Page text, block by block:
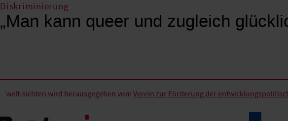
Diskriminierung
„Man kann queer und zugleich
welt-sichten wird herausgegeben vom Verein zur Förderung der